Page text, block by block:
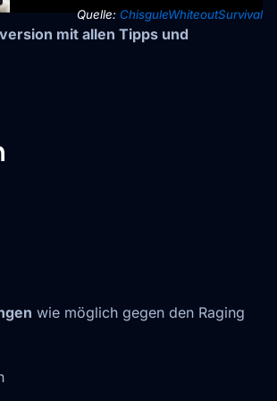
Quelle: ChisguleWhiteoutSurvival
mit allen Tipps und
wie möglich gegen den Raging